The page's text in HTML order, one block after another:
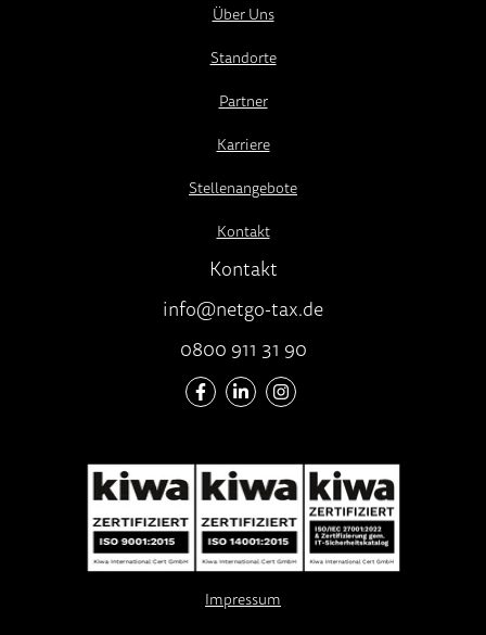
Über Uns
Standorte
Partner
Karriere
Stellenangebote
Kontakt
Kontakt
info@netgo-tax.de
0800 911 31 90
Impressum